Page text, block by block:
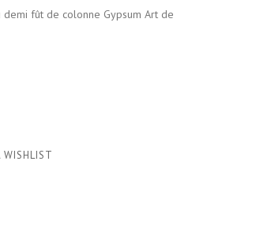
fût de colonne Gypsum Art de
WISHLIST